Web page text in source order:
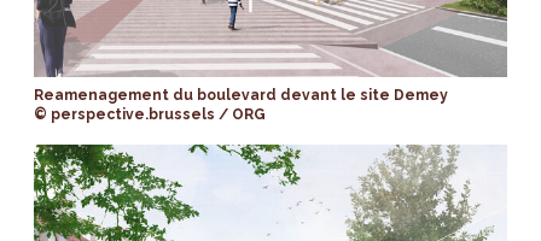
Reamenagement du boulevard devant le site Demey
© perspective.brussels / ORG